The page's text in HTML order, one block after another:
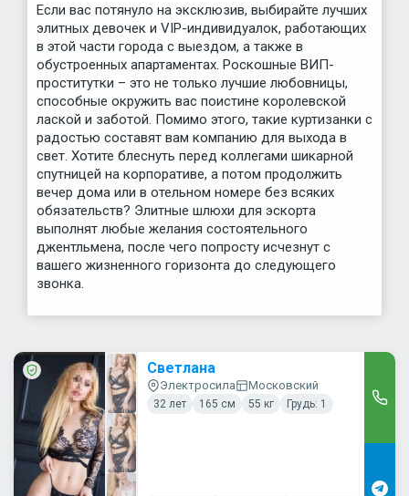
Если вас потянуло на эксклюзив, выбирайте лучших
элитных девочек и VIP-индивидуалок, работающих
в этой части города с выездом, а также в
обустроенных апартаментах. Роскошные ВИП-
проститутки – это не только лучшие любовницы,
способные окружить вас поистине королевской
лаской и заботой. Помимо этого, такие куртизанки с
радостью составят вам компанию для выхода в
свет. Хотите блеснуть перед коллегами шикарной
спутницей на корпоративе, а потом продолжить
вечер дома или в отельном номере без всяких
обязательств? Элитные шлюхи для эскорта
выполнят любые желания состоятельного
джентльмена, после чего попросту исчезнут с
вашего жизненного горизонта до следующего
звонка.
Светлана
Электросила Московский
32 лет 165 см 55 кг Грудь: 1